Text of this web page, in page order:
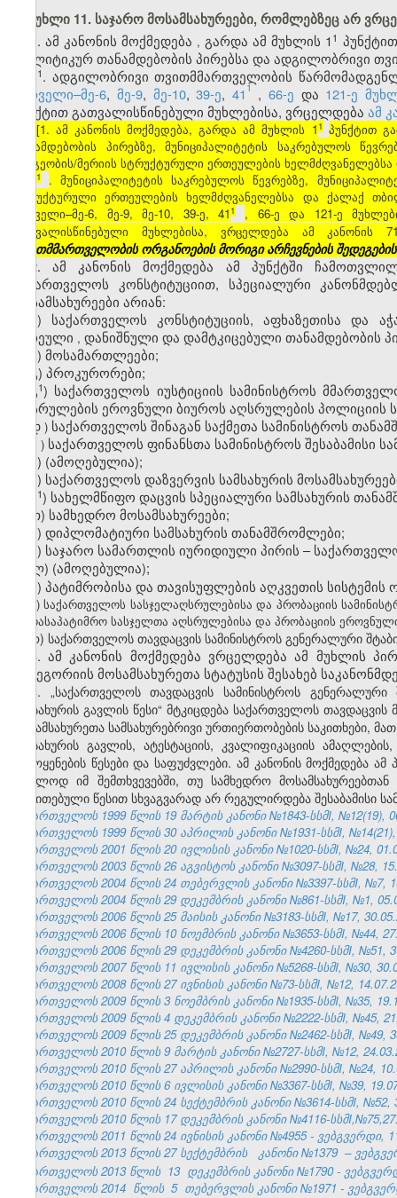
მუხლი 11. საჯარო მოსამსახურეები, რომლებზეც არ
1. ამ კანონის მოქმედება , გარდა ამ მუხლის 1 ​1 პუნქტით
პოლიტიკურთანამდებობის პირებსა და ადგილობრივი
​1. ადგილობრივი თვითმმართველობის
პირველი–მე-6, მე-9, მე-10,39-ე,41 1 , 66-ე და 121-ე
პუნქტით გათვალისწინებული მუხლებისა, ვრცელდება ამ
[1. ამ კანონის მოქმედება, გარდა ამ მუხლის 1 1 პუნქტით
თანამდებობის პირებზე, მუნიციპალიტეტის საკრებულოს
გამგეობის/მერიის სტრუქტურული ერთეულების
1
. მუნიციპალიტეტის საკრებულოს წევრებზე,
სტრუქტურული ერთეულების ხელმძღვანელებსა და ქალაქ
პირველი–მე-6, მე-9, მე-10, 39-ე, 411
, 66-ე და 121-ე
გათვალისწინებული მუხლებისა, ვრცელდება ამ
თვითმმართველობის ორგანოების მორიგი არჩევნების
2. ამ კანონის მოქმედება ამ პუნქტში
საქართველოს კონსტიტუციით, სპეციალური
მოსამსახურეები არიან:
) საქართველოს კონსტიტუციის,აფხაზეთისა და
არჩეული , დანიშნული და დამტკიცებული თანამდებობის
ბ) მოსამართლეები;
გ) პროკურორები;
გ​1) საქართველოს იუსტიციის სამინისტროს
აღსრულების ეროვნული ბიუროს აღსრულების
დ) საქართველოს შინაგან საქმეთა სამინისტროს
) საქართველოს ფინანსთა სამინისტროს შესაბამისი
ვ) (ამოღებულია);
ზ) საქართველოს დაზვერვის სამსახურის
​1) სახელმწიფო დაცვის სპეციალური სამსახურის
თ) სამხედრო მოსამსახურეები;
ი) დიპლომატიური სამსახურის თანამშრომლები;
) საჯარო სამართლის იურიდიული პირის –
ლ) (ამოღებულია);
მ) პატიმრობისა და თავისუფლების აღკვეთის
ნ) საქართველოს სასჯელაღსრულებისა და პრობაციის
– არასაპატიმრო სასჯელთა აღსრულებისა და პრობაციის
ო) საქართველოს თავდაცვის სამინისტროს გენერალური
3. ამ კანონის მოქმედება ვრცელდება ამ მუხლის
კატეგორიის მოსამსახურეთა სტატუსის შესახებ
4. „საქართველოს თავდაცვის სამინისტროს გენერალური
სამსახურის გავლის წესი“ მტკიცდება საქართველოს თავდაცვის
მოსამსახურეთა სამსახურებრივი ურთიერთობების საკითხები,მათ
სამსახურის გავლის, ატესტაციის, კვალიფიკაციის ამაღლების
გამოყენების წესები და საფუძვლები. ამ კანონის მოქმედება ამ
მხოლოდ იმ შემთხვევებში, თუ სამხედრო მოსამსახურეებთან
მითითებული წესით სხვაგვარად არ რეგულირდება შესაბამისი
საქართველოს 1999 წლის 19 მარტის კანონი №1843-სსმI, №12(19),
საქართველოს 1999 წლის 30 აპრილის კანონი №1931-სსმI, №14(21),
საქართველოს 2001 წლის 20 ივლისის კანონი №1020-სსმI, №24,
საქართველოს 2003 წლის 26 აგვისტოს კანონი №3097-სსმI, №28,
საქართველოს 2004 წლის 24 თებერვლის კანონი №3397-სსმI, №7,
საქართველოს 2004 წლის 29 დეკემბრის კანონი №861-სსმI, №1,
საქართველოს 2006 წლის 25 მაისის კანონი №3183-სსმI, №17,
საქართველოს 2006 წლის 10 ნოემბრის კანონი №3653-სსმI, №44,
საქართველოს 2006 წლის 29 დეკემბრის კანონი №4260-სსმI, №51,
საქართველოს 2007 წლის 11 ივლისის კანონი №5268-სსმI, №30,
საქართველოს 2008 წლის 27 ივნისის კანონი №73-სსმI, №12,
საქართველოს 2009 წლის 3 ნოემბრის კანონი №1935-სსმI, №35,
საქართველოს 2009 წლის 4 დეკემბრის კანონი №2222-სსმI, №45,
საქართველოს 2009 წლის 25 დეკემბრის კანონი №2462-სსმI, №49,
საქართველოს 2010 წლის 9 მარტის კანონი №2727-სსმI, №12,
საქართველოს 2010 წლის 27 აპრილის კანონი №2990-სსმI, №24,
საქართველოს 2010 წლის 6 ივლისის კანონი №3367-სსმI, №39,
საქართველოს 2010 წლის 24 სექტემბრის კანონი №3614-სსმI, №52,
საქართველოს 2010 წლის 17 დეკემბრის კანონი №4116-
საქართველოს 2011 წლის 24 ივნისის კანონი №4955 - ვებგვერდი,
საქართველოს 2013 წლის 27 სექტემბრის
კანონი №1379 –
საქართველოს 2013 წლის 13 დეკემბრის კანონი №1790 -
საქართველოს 2014 წლის 5 თებერვლის კანონი №1971 -